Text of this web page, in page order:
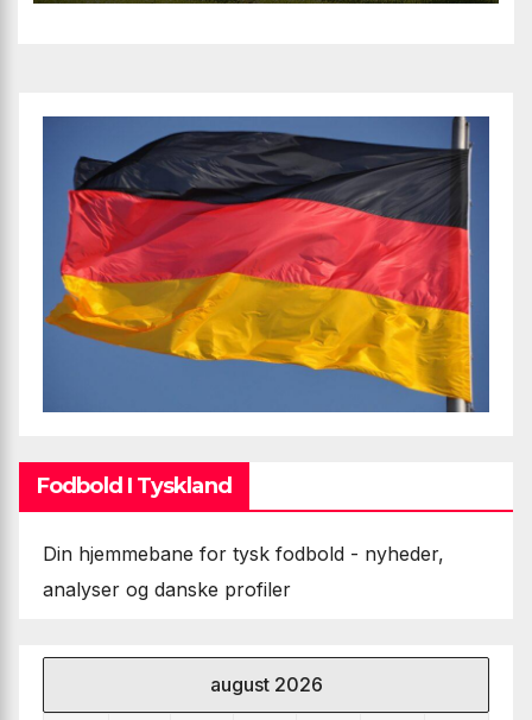
Fodbold I Tyskland
Din hjemmebane for tysk fodbold - nyheder,
analyser og danske profiler
august 2026